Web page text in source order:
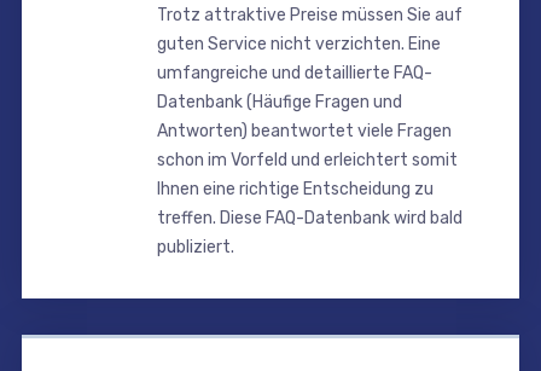
Trotz attraktive Preise müssen Sie auf
guten Service nicht verzichten. Eine
umfangreiche und detaillierte FAQ-
Datenbank (Häufige Fragen und
Antworten) beantwortet viele Fragen
schon im Vorfeld und erleichtert somit
Ihnen eine richtige Entscheidung zu
treffen. Diese FAQ-Datenbank wird bald
publiziert.